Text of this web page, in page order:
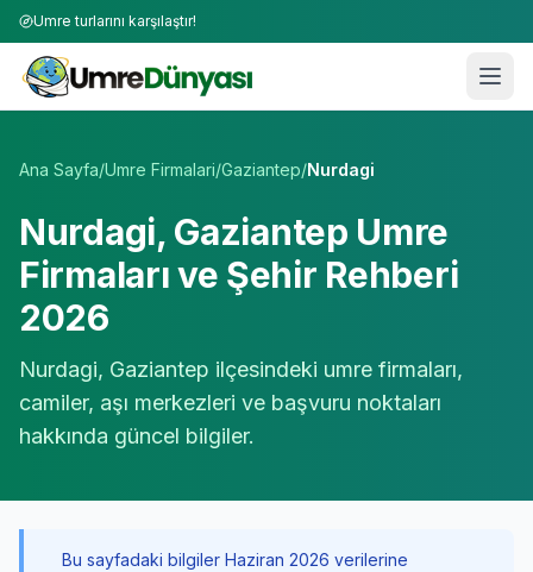
Umre turlarını karşılaştır!
Ana Sayfa/Umre Firmalari/Gaziantep/Nurdagi
Nurdagi, Gaziantep Umre
Firmaları ve Şehir Rehberi
2026
Nurdagi, Gaziantep ilçesindeki umre firmaları,
camiler, aşı merkezleri ve başvuru noktaları
hakkında güncel bilgiler.
Bu sayfadaki bilgiler Haziran 2026 verilerine